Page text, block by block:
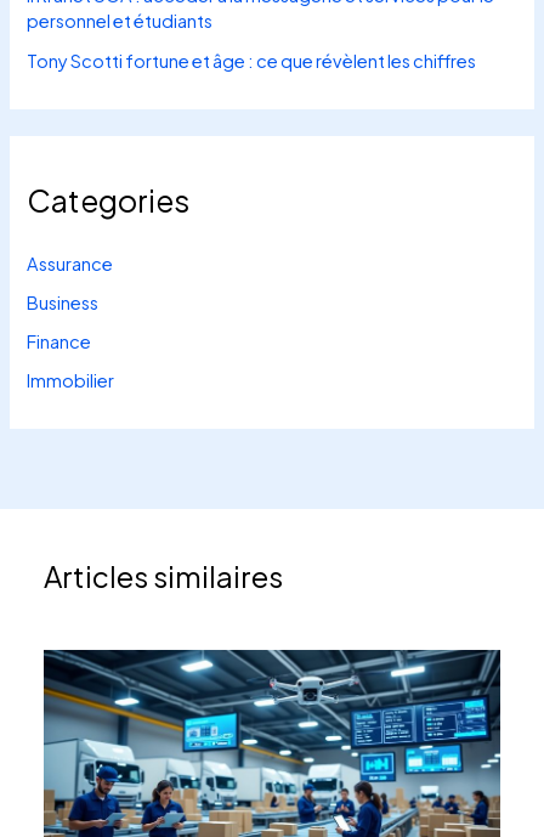
personnel et étudiants
Tony Scotti fortune et âge : ce que révèlent les chiffres
Categories
Assurance
Business
Finance
Immobilier
Articles similaires